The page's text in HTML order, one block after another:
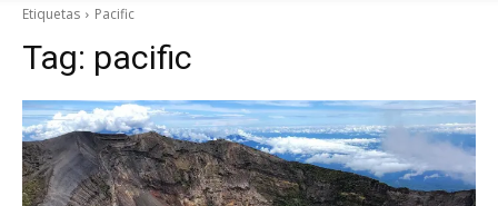
Thru
Etiquetas Pacific
Tag: pacific